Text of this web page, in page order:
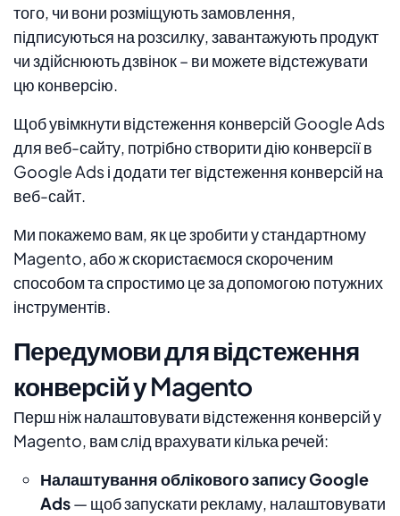
того, чи вони розміщують замовлення,
підписуються на розсилку, завантажують продукт
чи здійснюють дзвінок – ви можете відстежувати
цю конверсію.
Щоб увімкнути відстеження конверсій Google Ads
для веб-сайту, потрібно створити дію конверсії в
Google Ads і додати тег відстеження конверсій на
веб-сайт.
Ми покажемо вам, як це зробити у стандартному
Magento, або ж скористаємося скороченим
способом та спростимо це за допомогою потужних
інструментів.
Передумови для відстеження
конверсій у Magento
Перш ніж налаштовувати відстеження конверсій у
Magento, вам слід врахувати кілька речей:
Налаштування облікового запису Google
Ads— щоб запускати рекламу, налаштовувати